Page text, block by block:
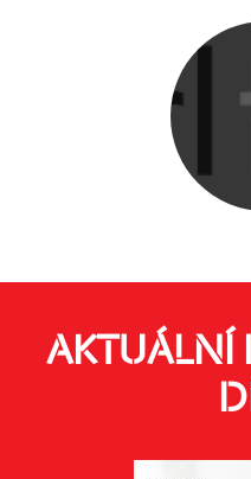
AKTUÁLNÍ